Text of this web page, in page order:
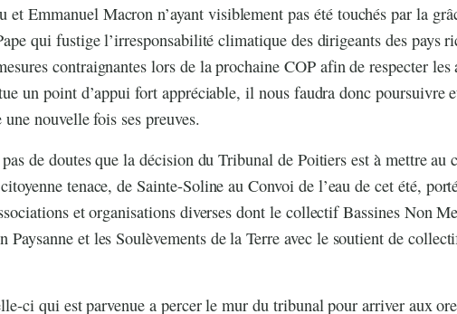
et Emmanuel Macron n’ayant visiblement pas été touchés par la
qui fustige l’irresponsabilité climatique des dirigeants des pays
contraignantes lors de la prochaine COP afin de respecter les
un point d’appui fort appréciable, il nous faudra donc poursuivre
nouvelle fois ses preuves.
de doutes que la décision du Tribunal de Poitiers est à mettre au
tenace, de Sainte-Soline au Convoi de l’eau de cet été,
et organisations diverses dont le collectif Bassines Non
Paysanne et les Soulèvements de la Terre avec le soutient de
ci qui est parvenue a percer le mur du tribunal pour arriver aux